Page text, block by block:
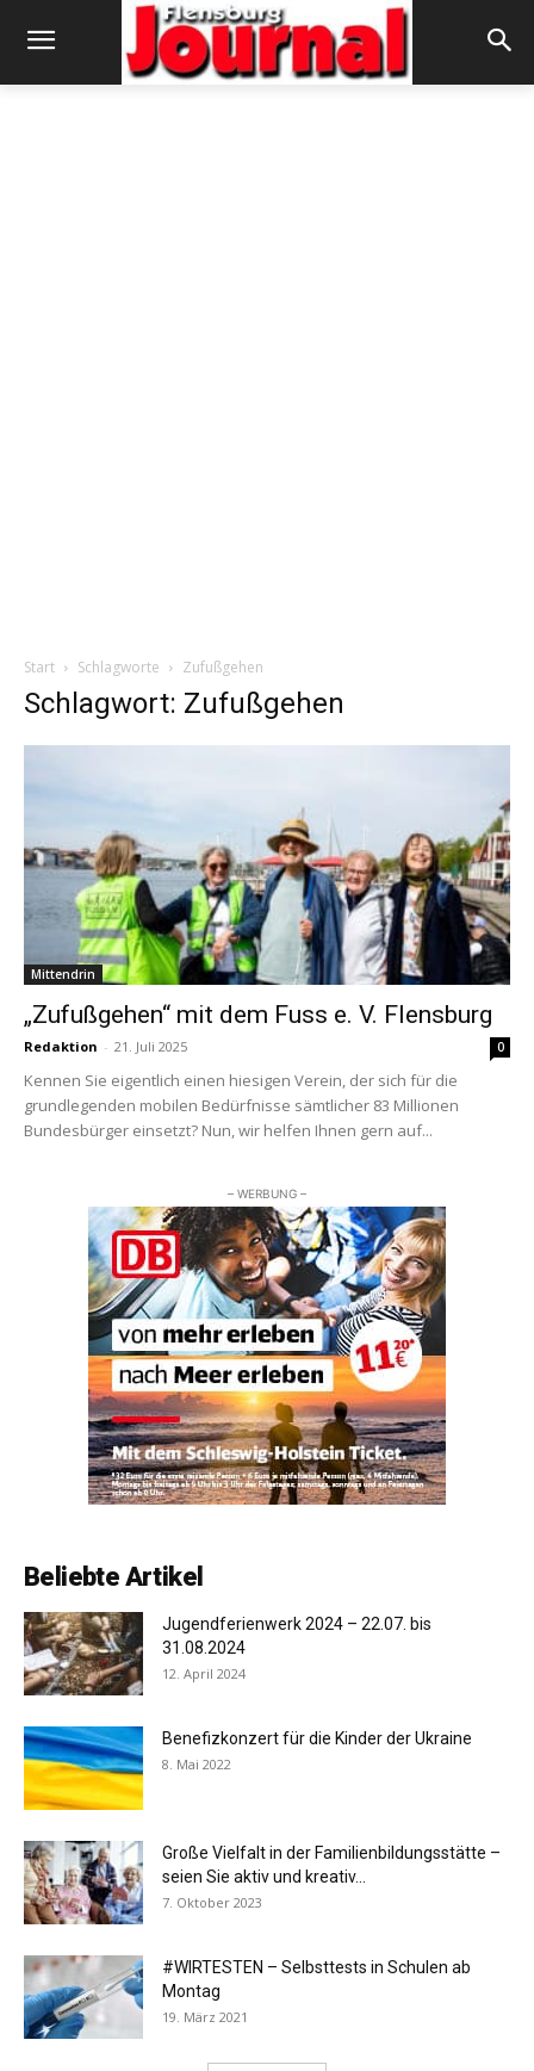
Start Schlagworte Zufußgehen
Schlagwort: Zufußgehen
Mittendrin
„Zufußgehen“ mit dem Fuss e. V. Flensburg
Redaktion - 21. Juli 2025 0
Kennen Sie eigentlich einen hiesigen Verein, der sich für die
grundlegenden mobilen Bedürfnisse sämtlicher 83 Millionen
Bundesbürger einsetzt? Nun, wir helfen Ihnen gern auf...
– WERBUNG –
Beliebte Artikel
Jugendferienwerk 2024 – 22.07. bis
31.08.2024
12. April 2024
Benefizkonzert für die Kinder der Ukraine
8. Mai 2022
Große Vielfalt in der Familienbildungsstätte –
seien Sie aktiv und kreativ...
7. Oktober 2023
#WIRTESTEN – Selbsttests in Schulen ab
Montag
19. März 2021